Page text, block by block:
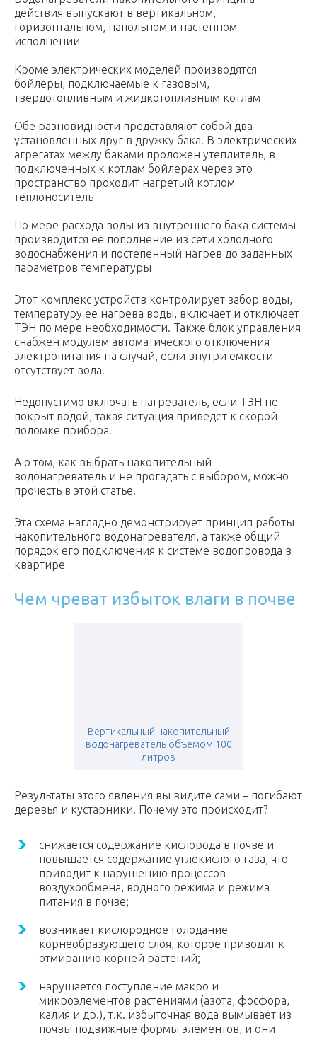
действия выпускают в вертикальном,
горизонтальном, напольном и настенном
исполнении
Кроме электрических моделей производятся
бойлеры, подключаемые к газовым,
твердотопливным и жидкотопливным котлам
Обе разновидности представляют собой два
установленных друг в дружку бака. В электрических
агрегатах между баками проложен утеплитель, в
подключенных к котлам бойлерах через это
пространство проходит нагретый котлом
теплоноситель
По мере расхода воды из внутреннего бака системы
производится ее пополнение из сети холодного
водоснабжения и постепенный нагрев до заданных
параметров температуры
Этот комплекс устройств контролирует забор воды,
температуру ее нагрева воды, включает и отключает
ТЭН по мере необходимости. Также блок управления
снабжен модулем автоматического отключения
электропитания на случай, если внутри емкости
отсутствует вода.
Недопустимо включать нагреватель, если ТЭН не
покрыт водой, такая ситуация приведет к скорой
поломке прибора.
А о том, как выбрать накопительный
водонагреватель и не прогадать с выбором, можно
прочесть в этой статье.
Эта схема наглядно демонстрирует принцип работы
накопительного водонагревателя, а также общий
порядок его подключения к системе водопровода в
квартире
Чем чреват избыток влаги в почве
Вертикальный накопительный
водонагреватель объемом 100
литров
Результаты этого явления вы видите сами – погибают
деревья и кустарники. Почему это происходит?
снижается содержание кислорода в почве и
повышается содержание углекислого газа, что
приводит к нарушению процессов
воздухообмена, водного режима и режима
питания в почве;
возникает кислородное голодание
корнеобразующего слоя, которое приводит к
отмиранию корней растений;
нарушается поступление макро и
микроэлементов растениями (азота, фосфора,
калия и др.), т.к. избыточная вода вымывает из
почвы подвижные формы элементов, и они